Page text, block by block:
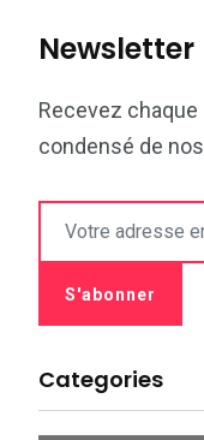
Newsletter
Recevez chaque
condensé de
Categories